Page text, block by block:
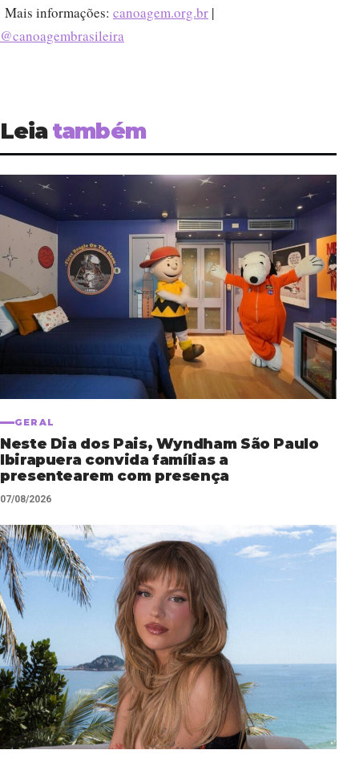
Mais informações: canoagem.org.br |
@canoagembrasileira
Leiatambém
GERAL
Neste Dia dos Pais, Wyndham São Paulo
Ibirapuera convida famílias a
presentearem com presença
07/08/2026